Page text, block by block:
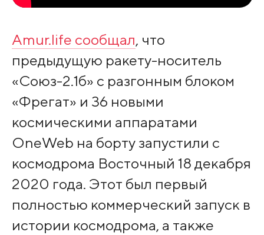
Amur.life сообщал, что
предыдущую ракету-носитель
«Союз-2.1б» с разгонным блоком
«Фрегат» и 36 новыми
космическими аппаратами
OneWeb на борту запустили с
космодрома Восточный 18 декабря
2020 года. Этот был первый
полностью коммерческий запуск в
истории космодрома, а также